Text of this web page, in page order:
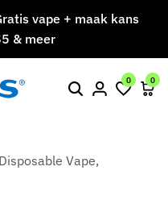
vape + maak kans
& meer
0 0
Vape,